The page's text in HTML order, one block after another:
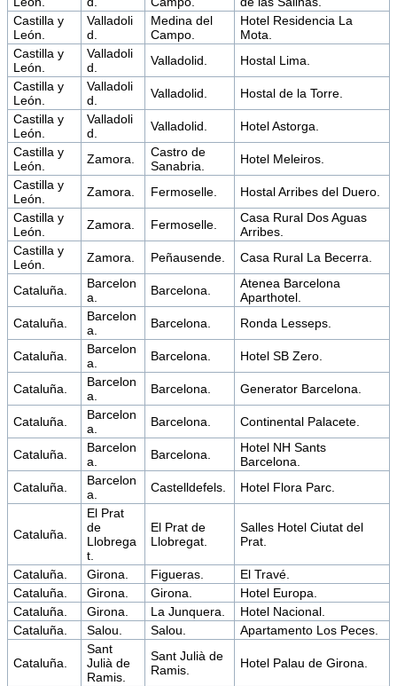
Castilla y
León.
Valladoli
d.
Medina del
Campo.
Hotel Residencia La
Mota.
Castilla y
León.
Valladoli
d.
Valladolid.
Hostal Lima.
Castilla y
León.
Valladoli
d.
Valladolid.
Hostal de la Torre.
Castilla y
León.
Valladoli
d.
Valladolid.
Hotel Astorga.
Castilla y
León.
Zamora.
Castro de
Sanabria.
Hotel Meleiros.
Castilla y
León.
Zamora. Fermoselle.
Hostal Arribes del Duero.
Castilla y
León.
Zamora. Fermoselle.
Casa Rural Dos Aguas
Arribes.
Castilla y
León.
Zamora. Peñausende. Casa Rural La Becerra.
Cataluña.
Barcelon
a.
Barcelona.
Atenea Barcelona
Aparthotel.
Cataluña.
Barcelon
a.
Barcelona. Ronda Lesseps.
Cataluña.
Barcelon
a.
Barcelona. Hotel SB Zero.
Cataluña.
Barcelon
a.
Barcelona. Generator Barcelona.
Cataluña.
Barcelon
a.
Barcelona. Continental Palacete.
Cataluña.
Barcelon
a.
Barcelona.
Hotel NH Sants
Barcelona.
Cataluña.
Barcelon
a.
Castelldefels. Hotel Flora Parc.
Cataluña.
El Prat
de
Llobrega
t.
El Prat de
Llobregat.
Salles Hotel Ciutat del
Prat.
Cataluña. Girona. Figueras.
El Travé.
Cataluña.
Girona. Girona.
Hotel Europa.
Cataluña.
Girona. La Junquera.
Hotel Nacional.
Cataluña.
Salou. Salou. Apartamento Los Peces.
Cataluña.
Sant
Julià de
Ramis.
Sant Julià de
Ramis.
Hotel Palau de Girona.